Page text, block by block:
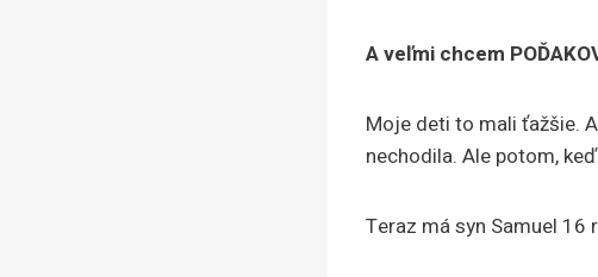
A veľmi chcem
Moje deti to mali ťažšie.
nechodila. Ale potom,
Teraz má syn Samuel 16